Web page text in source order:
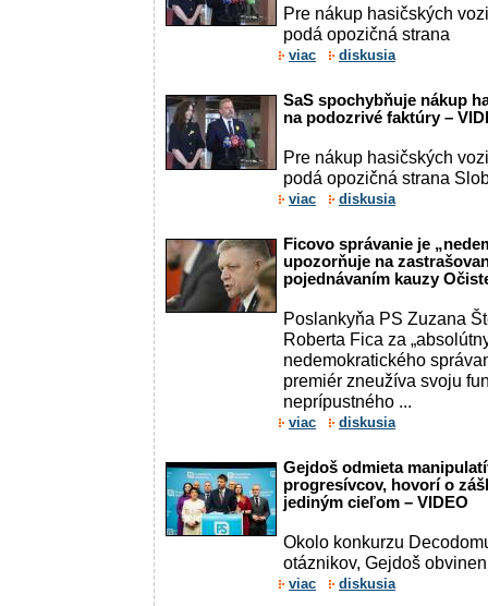
Pre nákup hasičských
podá opozičná strana
viac diskusia
SaS spochybňuje nákup
na podozrivé faktúry –
Pre nákup hasičských
podá opozičná strana
viac diskusia
Ficovo správanie je
upozorňuje na
pojednávaním kauzy
Poslankyňa PS Zuzana
Roberta Fica za
nedemokratického
premiér zneužíva svoju
neprípustného ...
viac diskusia
Gejdoš odmieta
progresívcov, hovorí o
jediným cieľom – VIDEO
Okolo konkurzu
otáznikov, Gejdoš
viac diskusia